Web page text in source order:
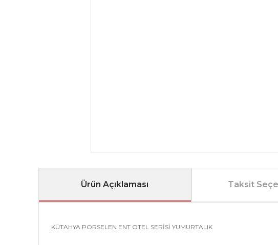
Ürün Açıklaması Taksit
KÜTAHYA PORSELEN ENT OTEL SERİSİ YUMURTALIK